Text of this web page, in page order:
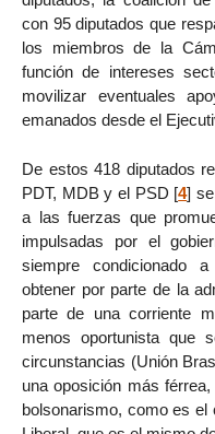
con 95 diputados que
los miembros de la
función de intereses
movilizar eventuales
emanados desde el
De estos 418 diputados
PDT, MDB y el PSD [4]
a las fuerzas que
impulsadas por el
siempre condicionado
obtener por parte de la
parte de una corriente
menos oportunista que
circunstancias (Unión
una oposición más
bolsonarismo, como es